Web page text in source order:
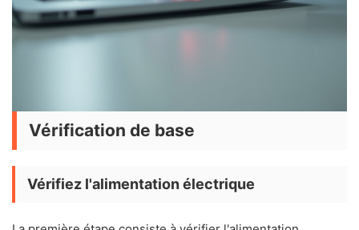
Vérification de base
Vérifiez l'alimentation électrique